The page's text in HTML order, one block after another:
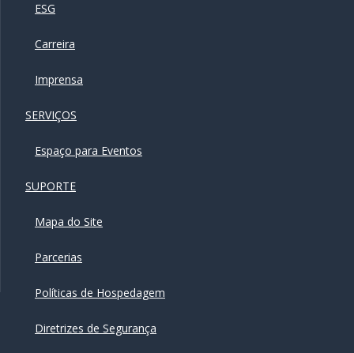
ESG
Carreira
Imprensa
SERVIÇOS
Espaço para Eventos
SUPORTE
Mapa do Site
Parcerias
Políticas de Hospedagem
Diretrizes de Segurança